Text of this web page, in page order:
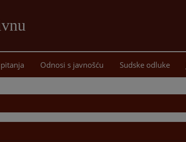
sadržaj
Odnosi s javnošću Sudske odluke